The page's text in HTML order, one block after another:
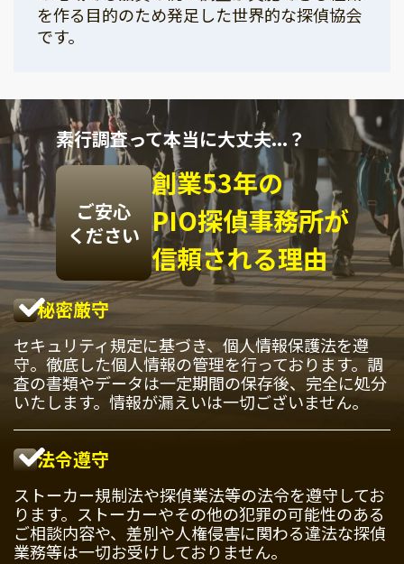
を作る目的のため発足した世界的な探偵協会
です。
素行調査って本当に大丈夫...？
ご安心
ください
創業53年の
PIO探偵事務所が
信頼される理由
秘密厳守
セキュリティ規定に基づき、個人情報保護法を遵
守。徹底した個人情報の管理を行っております。調
査の書類やデータは一定期間の保存後、完全に処分
いたします。情報が漏えいは一切ございません。
法令遵守
ストーカー規制法や探偵業法等の法令を遵守してお
ります。ストーカーやその他の犯罪の可能性のある
ご相談内容や、差別や人権侵害に関わる違法な探偵
業務等は一切お受けしておりません。